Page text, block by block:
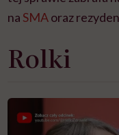
na SMAoraz
Rolki